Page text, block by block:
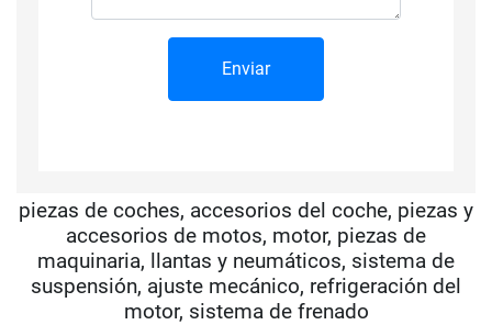
piezas de coches, accesorios del coche, piezas y
accesorios de motos, motor, piezas de
maquinaria, llantas y neumáticos, sistema de
suspensión, ajuste mecánico, refrigeración del
motor, sistema de frenado